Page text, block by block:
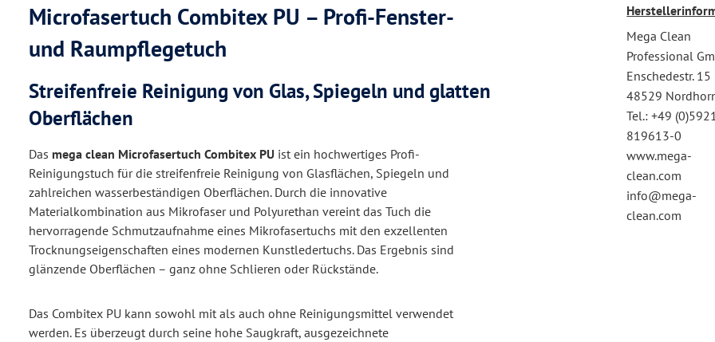
Microfasertuch Combitex PU – Profi-Fenster-
und Raumpflegetuch
Streifenfreie Reinigung von Glas, Spiegeln und glatten
Oberflächen
Das mega clean Microfasertuch Combitex PU ist ein hochwertiges Profi-
Reinigungstuch für die streifenfreie Reinigung von Glasflächen, Spiegeln und
zahlreichen wasserbeständigen Oberflächen. Durch die innovative
Materialkombination aus Mikrofaser und Polyurethan vereint das Tuch die
hervorragende Schmutzaufnahme eines Mikrofasertuchs mit den exzellenten
Trocknungseigenschaften eines modernen Kunstledertuchs. Das Ergebnis sind
glänzende Oberflächen – ganz ohne Schlieren oder Rückstände.
Das Combitex PU kann sowohl mit als auch ohne Reinigungsmittel verwendet
werden. Es überzeugt durch seine hohe Saugkraft, ausgezeichnete
Mega Clean
Professional
Enschedestr. 15
48529
Tel.: +49 (0)5921
819613-0
www.mega-
clean.com
info@mega-
clean.com